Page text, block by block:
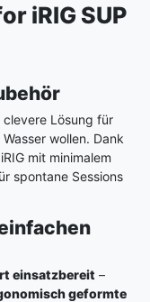
iRIG SUP
clevere Lösung für
wollen. Dank
mit minimalem
spontane Sessions
einsatzbereit –
geformte